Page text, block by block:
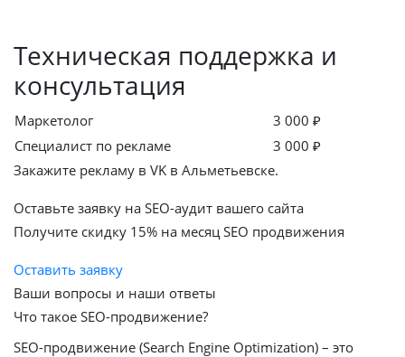
Техническая поддержка и
консультация
Маркетолог
3 000 ₽
Специалист по рекламе
3 000 ₽
Закажите рекламу в VK в Альметьевске.
Оставьте заявку на SEO-аудит вашего сайта
Получите скидку 15% на месяц SEO продвижения
Оставить заявку
Ваши вопросы и наши ответы
Что такое SEO-продвижение?
SEO-продвижение (Search Engine Optimization) – это